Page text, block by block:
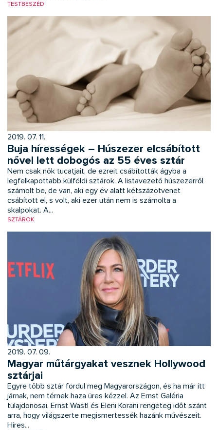
TESTBESZÉD
2019. 07. 11.
Buja hírességek – Húszezer elcsábított
nővel lett dobogós az 55 éves sztár
Nem csak nők tucatjait, de ezreit csábították ágyba a
legfelkapottabb külföldi sztárok. A listavezető húszezerről
számolt be, de van, aki egy év alatt kétszázötvenet
csábított el, s volt, aki ezer után nem is számolta a
skalpokat. A...
SZTÁROK
2019. 07. 09.
Magyar műtárgyakat vesznek Hollywood
sztárjai
Egyre több sztár fordul meg Magyarországon, és ha már itt
járnak, nem térnek haza üres kézzel. Az Ernst Galéria
tulajdonosai, Ernst Wastl és Eleni Korani rengeteg idôt szánt
arra, hogy világszerte megismertessék hazánk művészeit.
Híres...